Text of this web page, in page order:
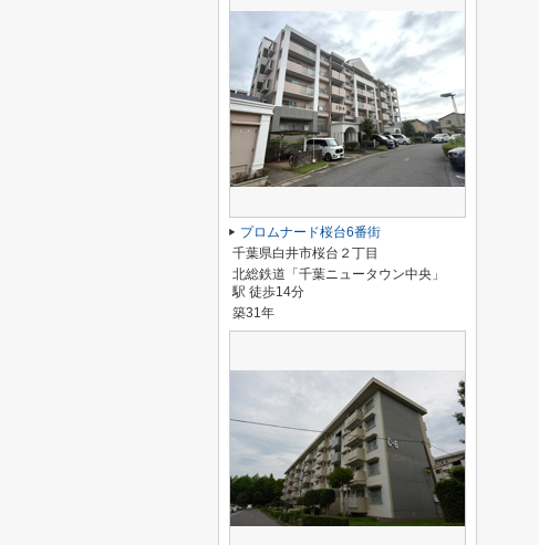
プロムナード桜台6番街
千葉県白井市桜台２丁目
北総鉄道「千葉ニュータウン中央」
駅 徒歩14分
築31年